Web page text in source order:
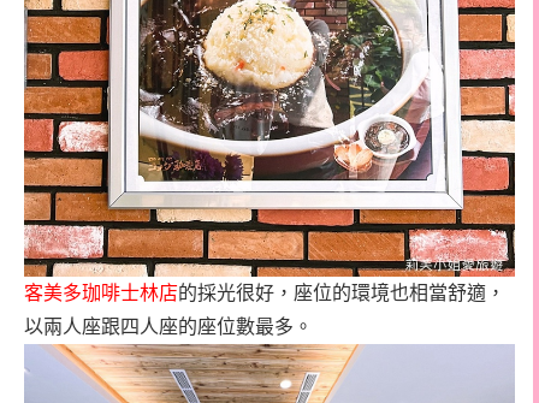
客美多珈啡士林店的採光很好，座位的環境也相當舒適，
以兩人座跟四人座的座位數最多。